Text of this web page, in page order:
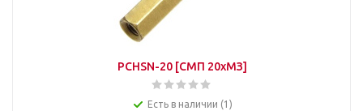
PCHSN-20 [СМП 20хМЗ]
Есть в наличии (1)